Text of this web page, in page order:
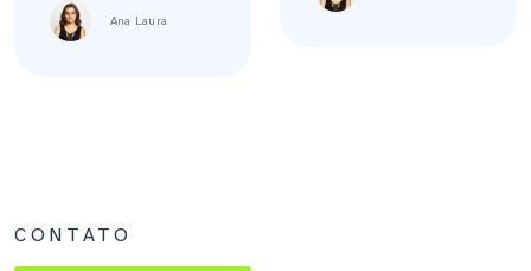
Ana Laura
CONTATO